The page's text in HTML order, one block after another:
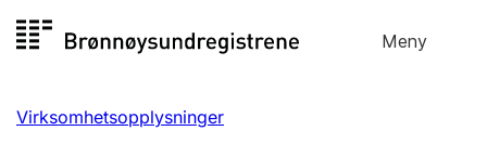
til
Meny
Registersøk
Aksjeselskap
Virksomhetsopplysninger